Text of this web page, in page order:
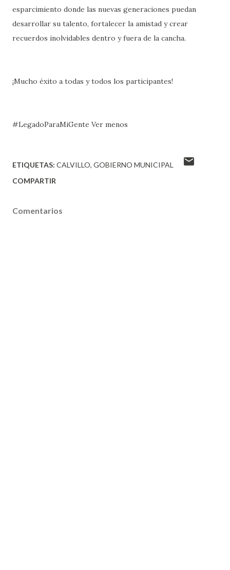
esparcimiento donde las nuevas generaciones puedan
desarrollar su talento, fortalecer la amistad y crear
recuerdos inolvidables dentro y fuera de la cancha.
¡Mucho éxito a todas y todos los participantes!
#LegadoParaMiGente Ver menos
ETIQUETAS: CALVILLO GOBIERNO MUNICIPAL
COMPARTIR
Comentarios